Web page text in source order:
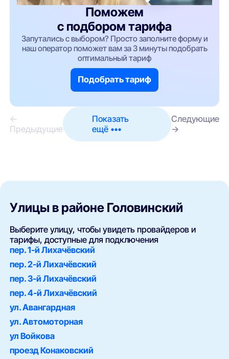
Поможем
с подбором тарифа
Запутались с выбором? Просто заполните форму и
наш оператор поможет вам за 3 минуты подобрать
оптимальный тариф
Подобрать тариф
←
Предыдущие
Показать
ещё •••
Следующие
→
Улицы в районе Головинский
Выберите улицу, чтобы увидеть провайдеров и
тарифы, доступные для подключения
пер. 1-й Лихачёвский
пер. 2-й Лихачёвский
пер. 3-й Лихачёвский
пер. 4-й Лихачёвский
ул. Авангардная
ул. Автомоторная
ул Войкова
проезд Конаковский